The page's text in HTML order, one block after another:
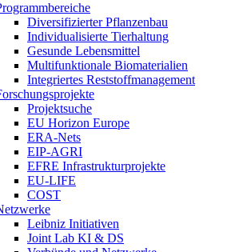
Diversifizierter Pflanzenbau
Individualisierte Tierhaltung
Gesunde Lebensmittel
Multifunktionale Biomaterialien
Integriertes Reststoffmanagement
Projektsuche
EU Horizon Europe
ERA-Nets
EIP-AGRI
EFRE Infrastrukturprojekte
EU-LIFE
COST
Leibniz Initiativen
Joint Lab KI & DS